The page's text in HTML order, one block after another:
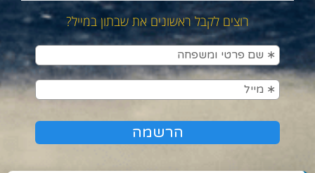
רוצים לקבל ראשונים את שבתון במייל?